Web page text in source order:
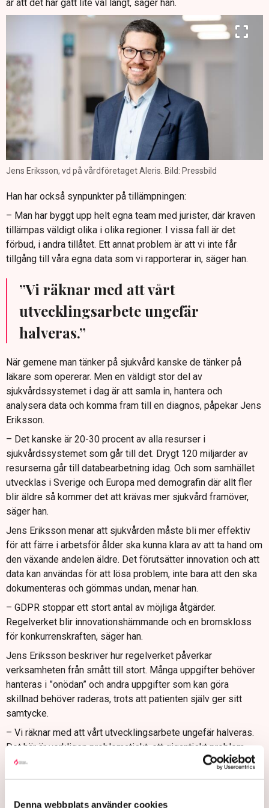
Denna webbplats använder cookies
är att det har gått lite väl långt, säger han.
Jens Eriksson, vd på vårdföretaget Aleris. Bild: Pressbild
Han har också synpunkter på tillämpningen:
– Man har byggt upp helt egna team med jurister, där kraven
tillämpas väldigt olika i olika regioner. I vissa fall är det
förbud, i andra tillåtet. Ett annat problem är att vi inte får
tillgång till våra egna data som vi rapporterar in, säger han.
”Vi räknar med att vårt
utvecklingsarbete ungefär
halveras.”
När gemene man tänker på sjukvård kanske de tänker på
läkare som opererar. Men en väldigt stor del av
sjukvårdssystemet i dag är att samla in, hantera och
analysera data och komma fram till en diagnos, påpekar Jens
Eriksson.
– Det kanske är 20-30 procent av alla resurser i
sjukvårdssystemet som går till det. Drygt 120 miljarder av
resurserna går till databearbetning idag. Och som samhället
utvecklas i Sverige och Europa med demografin där allt fler
blir äldre så kommer det att krävas mer sjukvård framöver,
säger han.
Jens Eriksson menar att sjukvården måste bli mer effektiv
för att färre i arbetsför ålder ska kunna klara av att ta hand om
den växande andelen äldre. Det förutsätter innovation och att
data kan användas för att lösa problem, inte bara att den ska
dokumenteras och gömmas undan, menar han.
– GDPR stoppar ett stort antal av möjliga åtgärder.
Regelverket blir innovationshämmande och en bromskloss
för konkurrenskraften, säger han.
Jens Eriksson beskriver hur regelverket påverkar
verksamheten från smått till stort. Många uppgifter behöver
hanteras i ”onödan” och andra uppgifter som kan göra
skillnad behöver raderas, trots att patienten själv ger sitt
samtycke.
– Vi räknar med att vårt utvecklingsarbete ungefär halveras.
Det här är verkligen problematiskt, ett gigantiskt problem,
säger han.